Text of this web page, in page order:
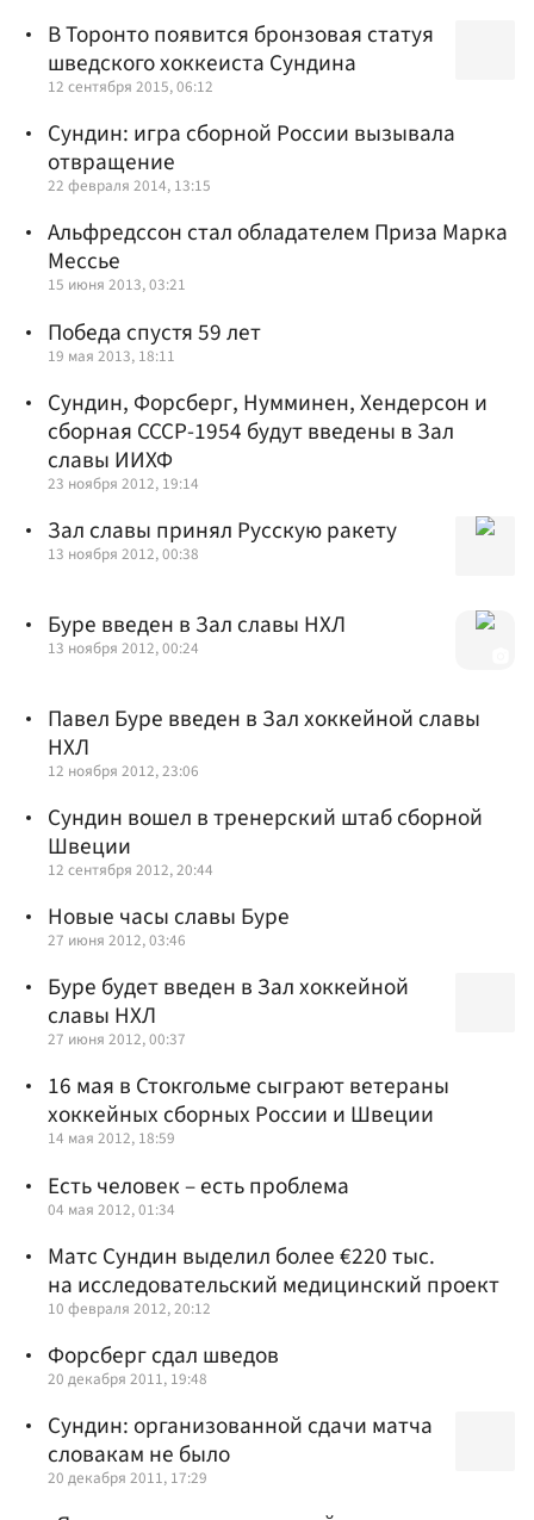
В Торонто появится бронзовая статуя
шведского хоккеиста Сундина
12 сентября 2015, 06:12
Сундин: игра сборной России вызывала
отвращение
22 февраля 2014, 13:15
Альфредссон стал обладателем Приза Марка
Мессье
15 июня 2013, 03:21
Победа спустя 59 лет
19 мая 2013, 18:11
Сундин, Форсберг, Нумминен, Хендерсон и
сборная СССР-1954 будут введены в Зал
славы ИИХФ
23 ноября 2012, 19:14
Зал славы принял Русскую ракету
13 ноября 2012, 00:38
Буре введен в Зал славы НХЛ
13 ноября 2012, 00:24
Павел Буре введен в Зал хоккейной славы
НХЛ
12 ноября 2012, 23:06
Сундин вошел в тренерский штаб сборной
Швеции
12 сентября 2012, 20:44
Новые часы славы Буре
27 июня 2012, 03:46
Буре будет введен в Зал хоккейной
славы НХЛ
27 июня 2012, 00:37
16 мая в Стокгольме сыграют ветераны
хоккейных сборных России и Швеции
14 мая 2012, 18:59
Есть человек – есть проблема
04 мая 2012, 01:34
Матс Сундин выделил более €220 тыс.
на исследовательский медицинский проект
10 февраля 2012, 20:12
Форсберг сдал шведов
20 декабря 2011, 19:48
Сундин: организованной сдачи матча
словакам не было
20 декабря 2011, 17:29